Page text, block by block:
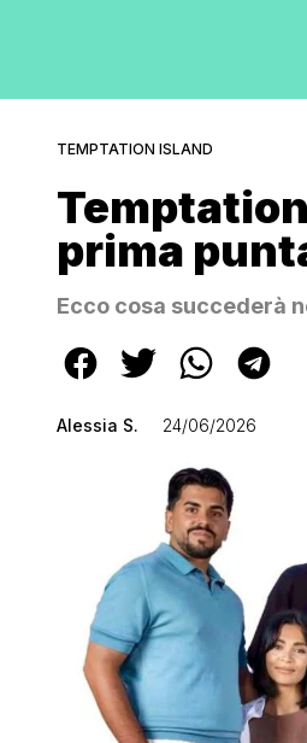
TEMPTATION ISLAND
prima
Ecco cosa succederà
Alessia S. 24/06/2026